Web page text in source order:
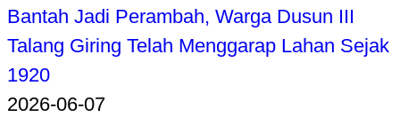
Bantah Jadi Perambah, Warga Dusun III
Talang Giring Telah Menggarap Lahan Sejak
1920
2026-06-07